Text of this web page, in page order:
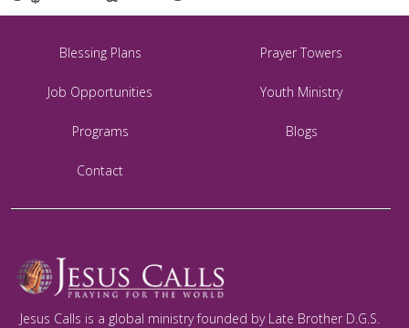
Blessing Plans Prayer Towers
Job Opportunities Youth Ministry
Programs Blogs
Contact
Jesus Calls is a global ministry founded by Late Brother D.G.S.